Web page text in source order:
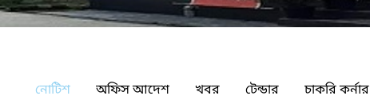
নোটিশ অফিস আদেশ খবর টেন্ডার চাকরি কর্নার